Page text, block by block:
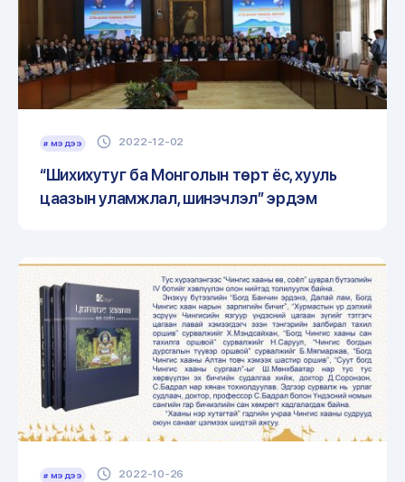
# МЭДЭЭ 2022-12-02
“Шихихутуг ба Монголын төрт ёс, хууль
цаазын уламжлал, шинэчлэл” эрдэм
# МЭДЭЭ 2022-10-26